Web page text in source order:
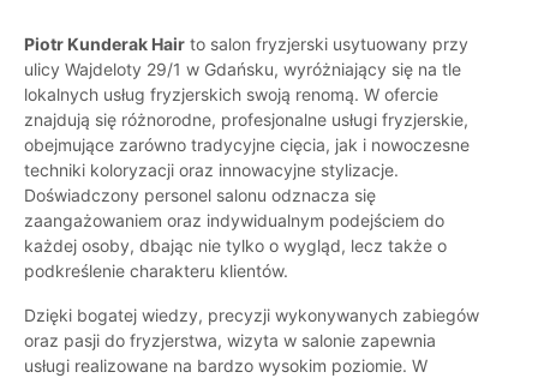
Piotr Kunderak Hair to salon fryzjerski usytuowany przy
ulicy Wajdeloty 29/1 w Gdańsku, wyróżniający się na tle
lokalnych usług fryzjerskich swoją renomą. W ofercie
znajdują się różnorodne, profesjonalne usługi fryzjerskie,
obejmujące zarówno tradycyjne cięcia, jak i nowoczesne
techniki koloryzacji oraz innowacyjne stylizacje.
Doświadczony personel salonu odznacza się
zaangażowaniem oraz indywidualnym podejściem do
każdej osoby, dbając nie tylko o wygląd, lecz także o
podkreślenie charakteru klientów.
Dzięki bogatej wiedzy, precyzji wykonywanych zabiegów
oraz pasji do fryzjerstwa, wizyta w salonie zapewnia
usługi realizowane na bardzo wysokim poziomie. W